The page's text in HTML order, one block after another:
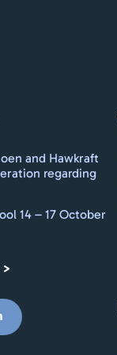
and Hawkraft
regarding
14 – 17 October